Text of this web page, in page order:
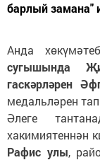
барлый замана"
Анда
сугышында
гаскәрләрен
медальләрен
Әлеге
хакимиятеннән
Рафис улы,